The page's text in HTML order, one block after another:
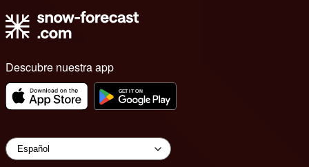
Descubre nuestra app